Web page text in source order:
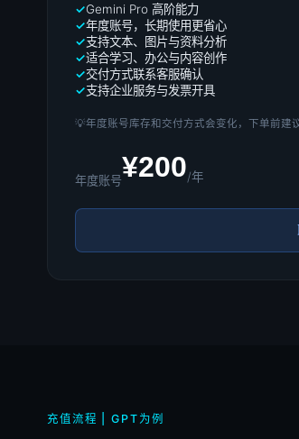
Gemini Pro 高阶能力
年度账号，长期使用更省心
支持文本、图片与资料分析
适合学习、办公与内容创作
交付方式联系客服确认
支持企业服务与发票开具
💡年度账号库存和交付方式会变化，下单前建
年度账号¥200/年
充值流程 | GPT为例